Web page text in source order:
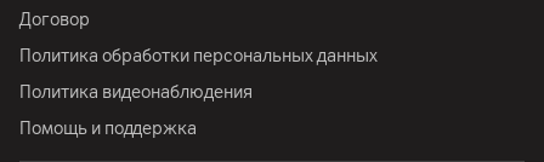
Договор
Политика обработки персональных данных
Политика видеонаблюдения
Помощь и поддержка